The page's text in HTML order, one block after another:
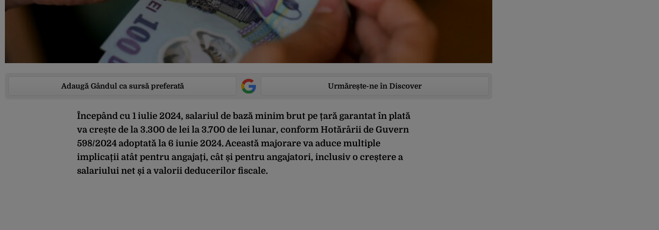
Adaugă Gândul ca sursă preferată Urmărește-ne în Discover
Începând cu 1 iulie 2024, salariul de bază minim brut pe țară garantat în plată
va crește de la 3.300 de lei la 3.700 de lei lunar, conform Hotărârii de Guvern
598/2024 adoptată la 6 iunie 2024. Această majorare va aduce multiple
implicații atât pentru angajați, cât și pentru angajatori, inclusiv o creștere a
salariului net și a valorii deducerilor fiscale.